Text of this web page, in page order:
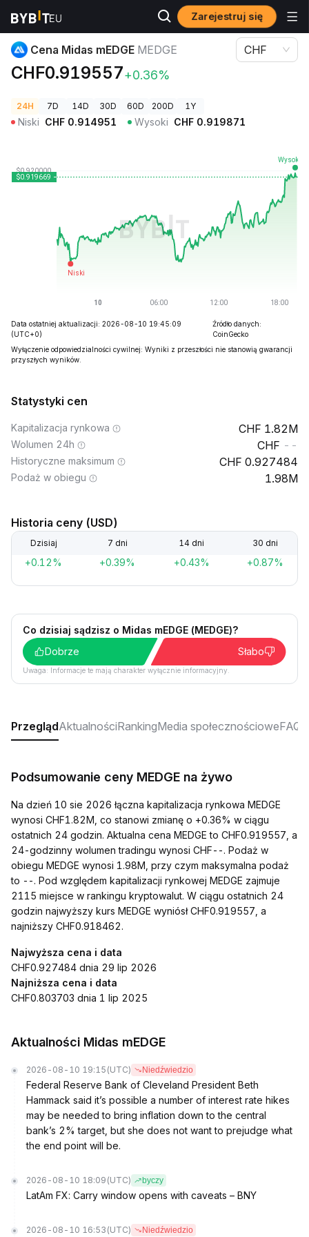
Zarejestruj się
Ceny kryptowalut Cena Midas mEDGE MEDGE
Cena Midas mEDGE MEDGE
CHF0.919557+0.36%
CHF
24H 7D 14D 30D 60D 200D 1Y
Niski CHF 0.914951 Wysoki CHF 0.919871
Data ostatniej aktualizacji: 2026-08-10 19:45:09
(UTC+0)
Źródło danych:
CoinGecko
Wyłączenie odpowiedzialności cywilnej: Wyniki z przeszłości nie stanowią gwarancji
przyszłych wyników.
Statystyki cen
Kapitalizacja rynkowa 1.82M
Wolumen 24h --
Historyczne maksimum 0.927484
Podaż w obiegu 1.98M
Historia ceny (USD)
Dzisiaj 7 dni 14 dni 30 dni
+0.12% +0.39% +0.43% +0.87%
Co dzisiaj sądzisz o Midas mEDGE (MEDGE)?
Dobrze
Słabo
Uwaga: Informacje te mają charakter wyłącznie informacyjny.
PrzeglądAktualnościRankingMedia społecznościoweFAQ
Podsumowanie ceny MEDGE na żywo
Na dzień 10 sie 2026 łączna kapitalizacja rynkowa MEDGE
wynosi CHF1.82M, co stanowi zmianę o +0.36% w ciągu
ostatnich 24 godzin. Aktualna cena MEDGE to CHF0.919557, a
24-godzinny wolumen tradingu wynosi CHF--. Podaż w
obiegu MEDGE wynosi 1.98M, przy czym maksymalna podaż
to --. Pod względem kapitalizacji rynkowej MEDGE zajmuje
2115 miejsce w rankingu kryptowalut. W ciągu ostatnich 24
godzin najwyższy kurs MEDGE wyniósł CHF0.919557, a
najniższy CHF0.918462.
Najwyższa cena i data
CHF0.927484 dnia 29 lip 2026
Najniższa cena i data
CHF0.803703 dnia 1 lip 2025
Aktualności Midas mEDGE
2026-08-10 19:15 (UTC) Niedźwiedzio
Federal Reserve Bank of Cleveland President Beth
Hammack said it’s possible a number of interest rate hikes
may be needed to bring inflation down to the central
bank’s 2% target, but she does not want to prejudge what
the end point will be.
2026-08-10 18:09 (UTC) byczy
LatAm FX: Carry window opens with caveats – BNY
2026-08-10 16:53 (UTC) Niedźwiedzio